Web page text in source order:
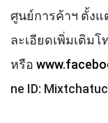
ศูนย์การค้าฯ ตั้งแ
ละเอียดเพิ่มเติมโ
หรือ
ne ID: